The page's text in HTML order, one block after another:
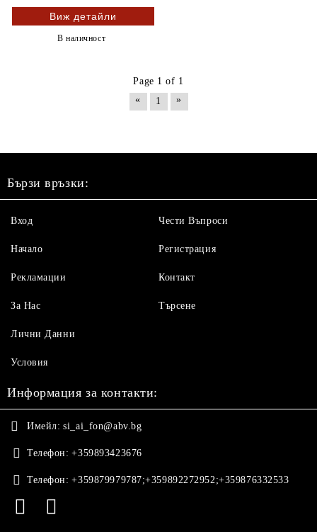
Виж детайли
В наличност
Page 1 of 1
«
1 »
Бързи връзки:
Вход
Начало
Рекламации
За Нас
Чести Въпроси
Регистрация
Контакт
Търсене
Лични Данни
Условия
Информация за контакти:
Имейл: si_ai_fon@abv.bg
Телефон: +359893423676
Телефон: +359879979787;+359892272952;+359876332533